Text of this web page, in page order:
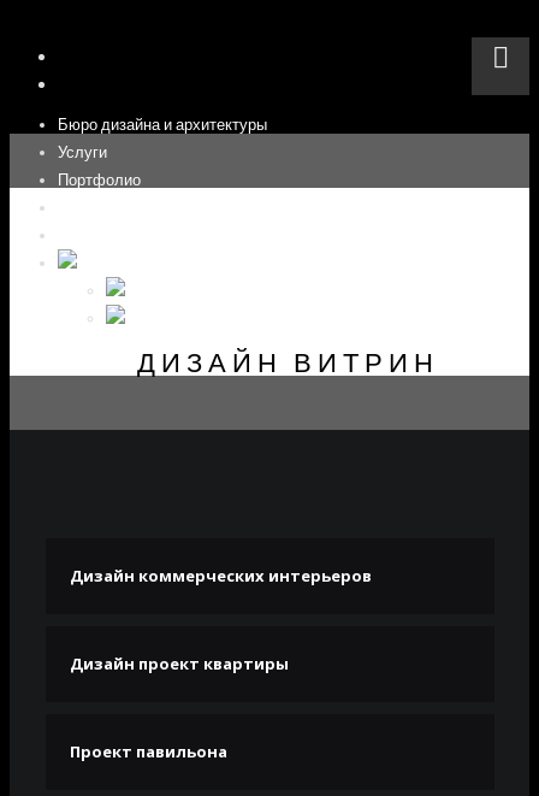
Бюро дизайна и архитектуры
Услуги
Портфолио
ДИЗАЙН ВИТРИН
Дизайн коммерческих интерьеров
Дизайн проект квартиры
Проект павильона